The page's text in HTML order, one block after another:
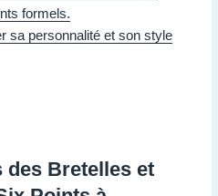
formels.
sa personnalité et son style
des Bretelles et